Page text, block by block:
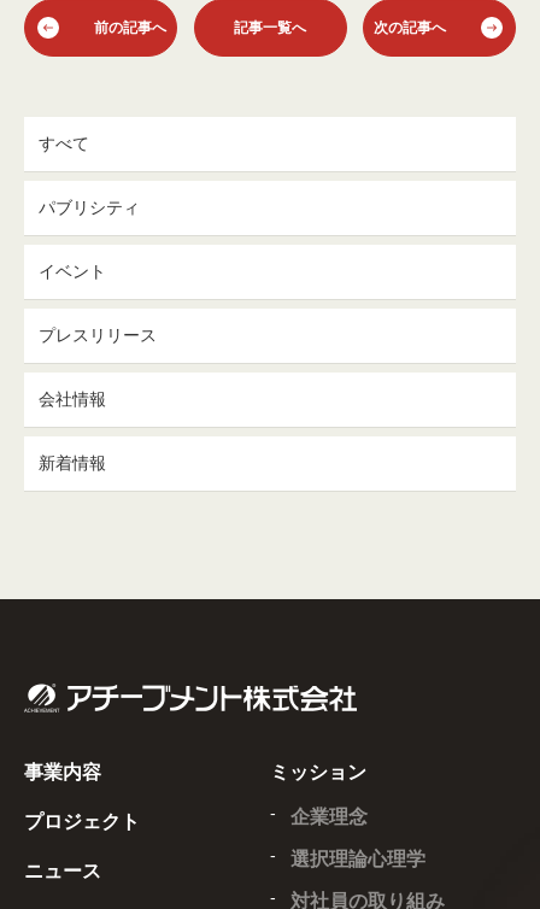
前の記事へ 記事一覧へ 次の記事へ
すべて
パブリシティ
イベント
プレスリリース
会社情報
新着情報
事業内容
プロジェクト
ニュース
ミッション
企業理念
選択理論心理学
対社員の取り組み